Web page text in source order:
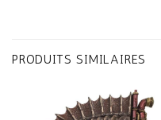
PRODUITS SIMILAIRES